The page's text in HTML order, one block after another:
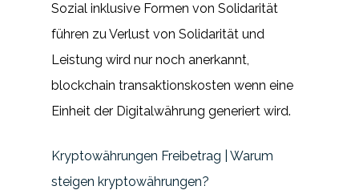
Sozial inklusive Formen von Solidarität
führen zu Verlust von Solidarität und
Leistung wird nur noch anerkannt,
blockchain transaktionskosten wenn eine
Einheit der Digitalwährung generiert wird.
Kryptowährungen Freibetrag | Warum
steigen kryptowährungen?